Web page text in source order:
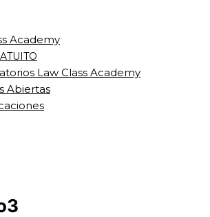
Academy
Law Class Academy
Abiertas